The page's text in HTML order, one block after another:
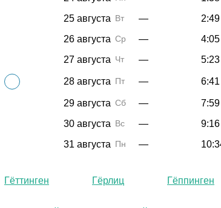
25 августа Вт — 2:49
26 августа Ср — 4:05
27 августа Чт — 5:23
28 августа Пт — 6:41
29 августа Сб — 7:59
30 августа Вс — 9:16
31 августа Пн —
Гёттинген Гёрлиц Гёппинген